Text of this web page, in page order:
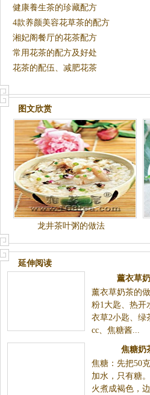
健康養生茶的珍藏配方
4款养颜美容花草茶的配方
湘妃阁餐厅的花茶配方
常用花茶的配方及好处
花茶的配伍、减肥花茶
图文欣赏
龙井茶叶粥的做法
延伸阅读
薰衣草
薰衣草奶茶的
粉1大匙、热开水250cc、干燥薰衣草2
包、奶油酒5cc、焦糖酱...
焦糖奶茶
焦糖：先把50克
水，只有糖。用筷子搅动，小火煮成